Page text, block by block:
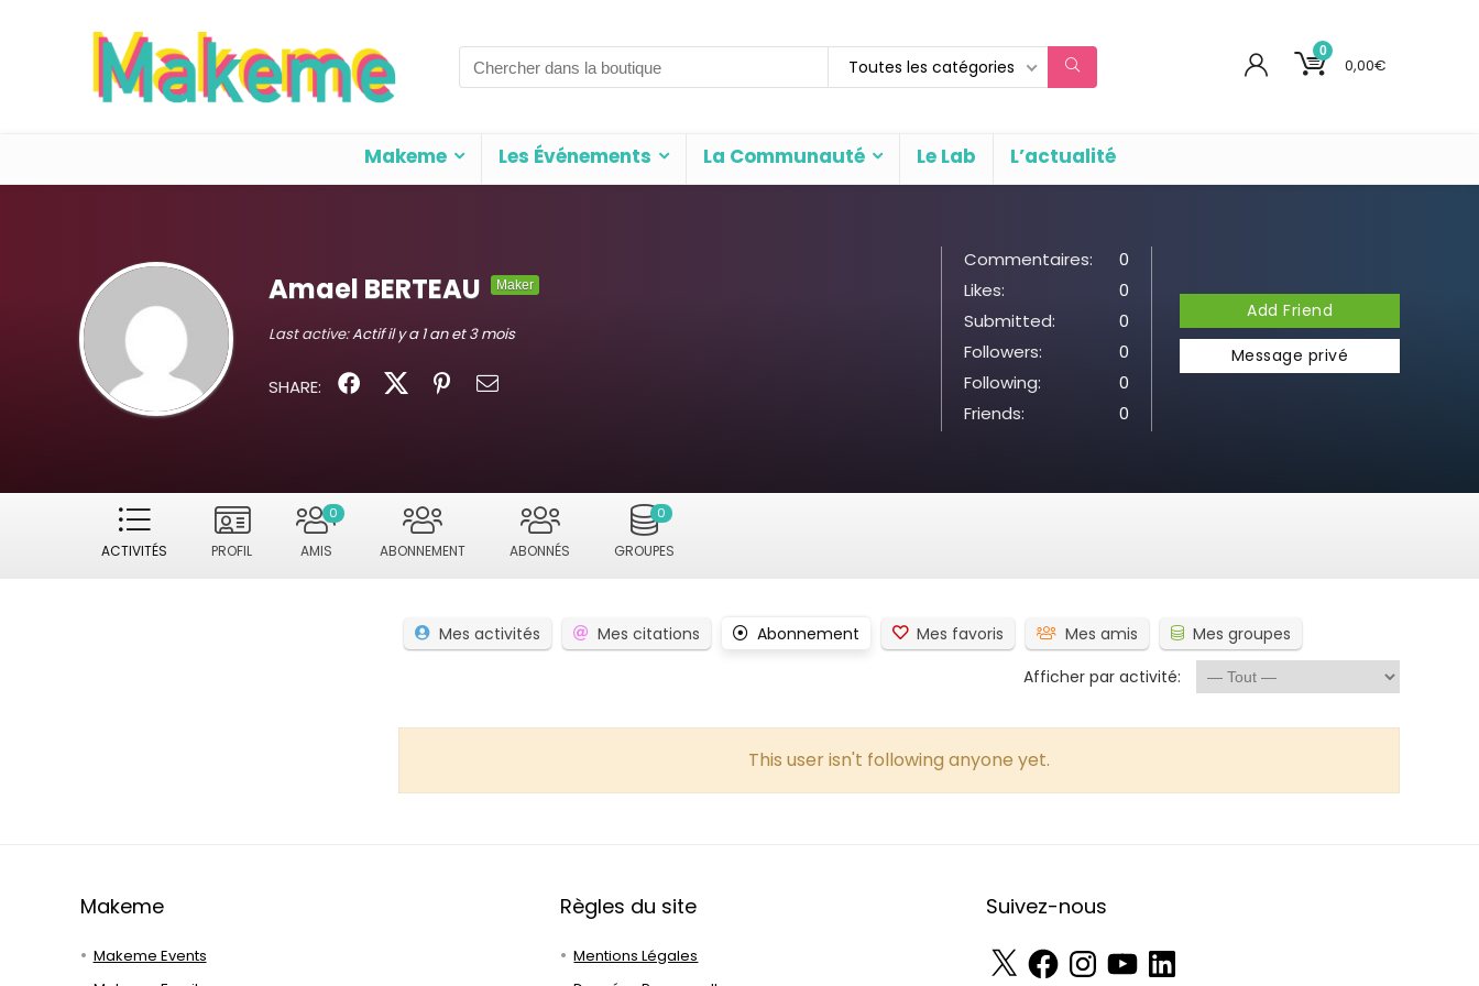
Search
for:
Toutes les catégories
0
0,00€
Makeme Les Événements La Communauté Le Lab L’actualité
Amael BERTEAU Maker
Last active:Actif il y a 1 an et 3 mois
SHARE:
Commentaires:
0
Likes:
0
Submitted:
0
Followers:
0
Following:
0
Friends:
0
Add Friend
Message privé
ACTIVITÉS PROFIL AMIS
0
ABONNEMENT ABONNÉS GROUPES
0
Mes activités Mes citations Abonnement Mes favoris Mes amis
Mes groupes
Afficher par activité:
This user isn't following anyone yet.
Makeme
Makeme Events
Règles du site
Mentions Légales
Suivez-nous
X FacebookInstagramYouTube
LinkedIn